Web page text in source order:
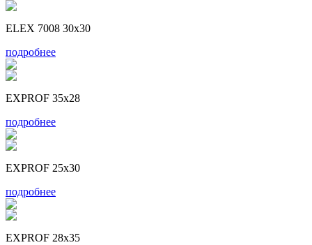
ELEX 7008 30x30
подробнее
EXPROF 35x28
подробнее
EXPROF 25x30
подробнее
EXPROF 28x35